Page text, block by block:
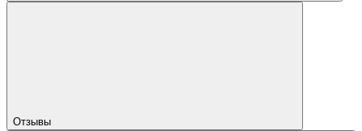
Отзывы